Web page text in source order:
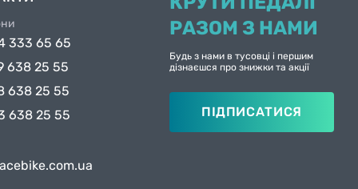
333 65 65
638 25 55
638 25 55
638 25 55
РАЗОМ З НАМИ
Будь з нами в тусовці і першим
дізнаєшся про знижки та акції
ПІДПИСАТИСЯ